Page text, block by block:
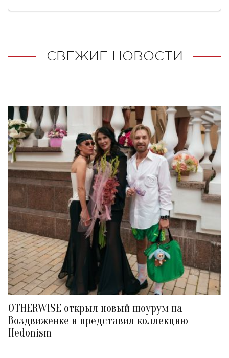
СВЕЖИЕ НОВОСТИ
OTHERWISE открыл новый шоурум на
Воздвиженке и представил коллекцию
Hedonism